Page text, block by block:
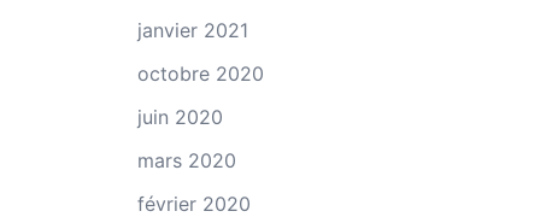
janvier 2021
octobre 2020
juin 2020
mars 2020
février 2020